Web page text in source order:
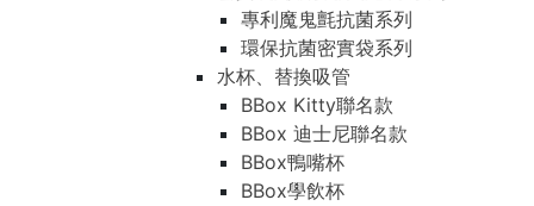
專利魔鬼氈抗菌系列
環保抗菌密實袋系列
水杯、替換吸管
BBox Kitty聯名款
BBox 迪士尼聯名款
BBox鴨嘴杯
BBox學飲杯